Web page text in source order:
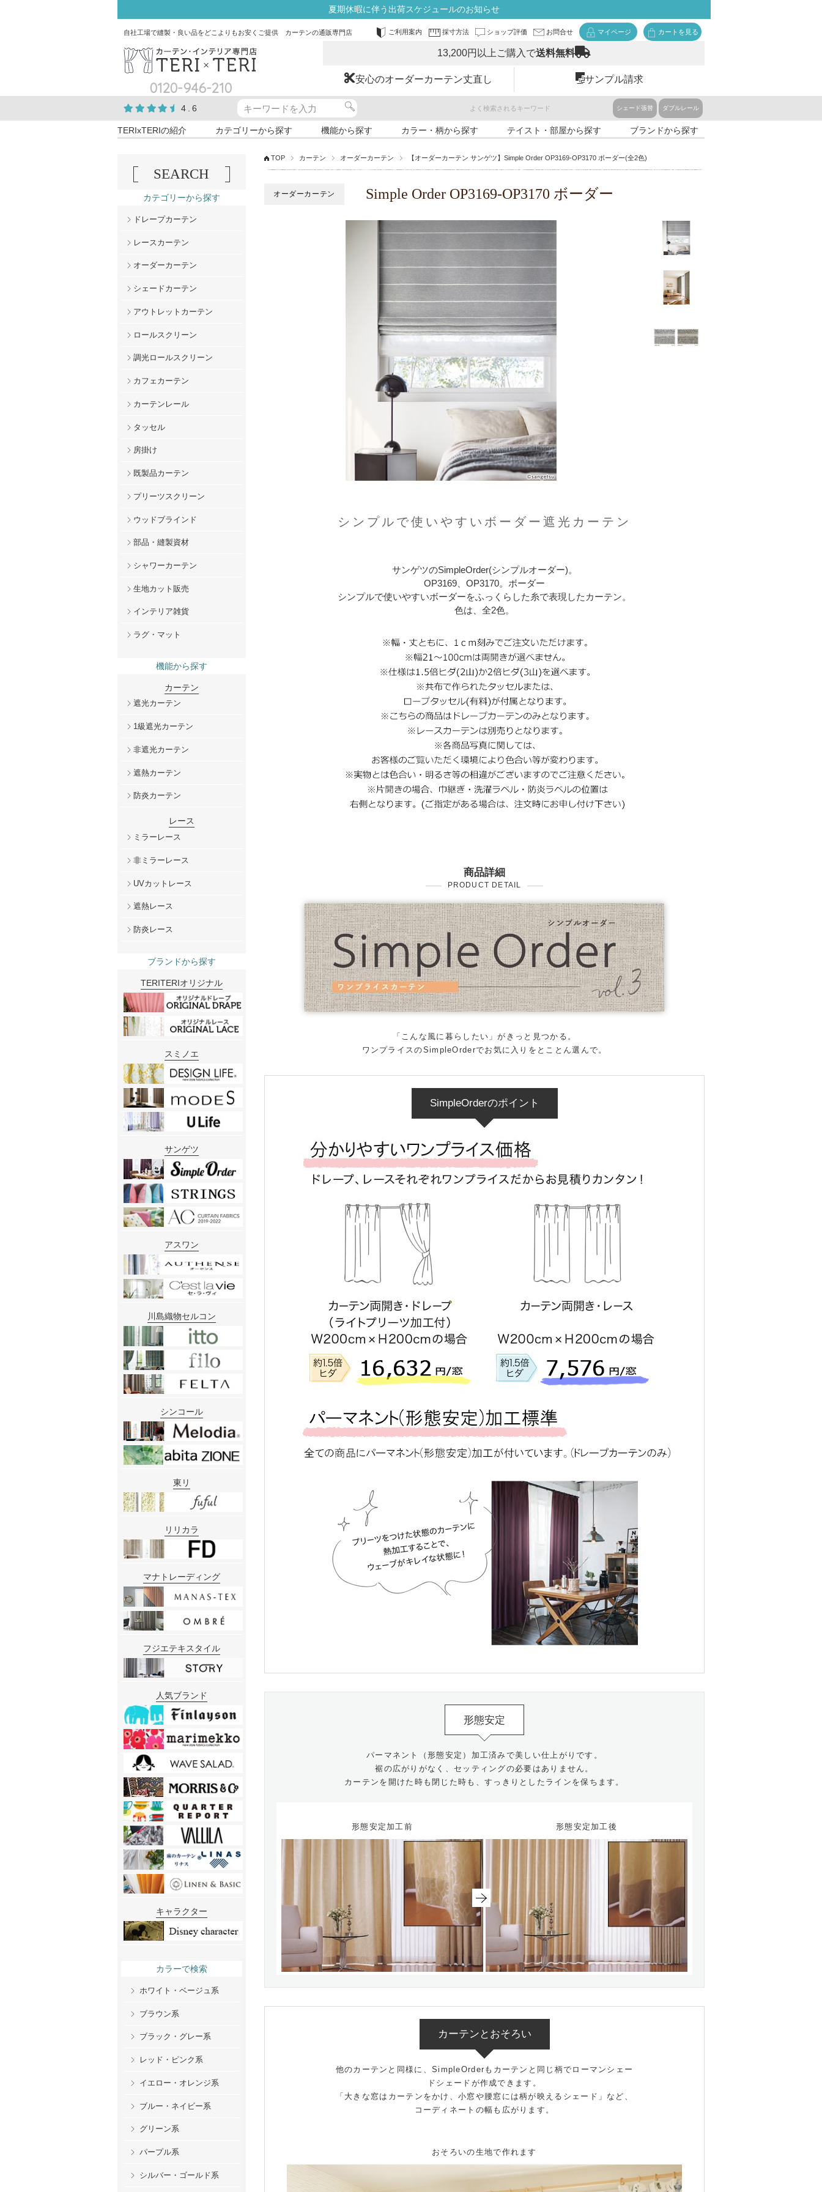
夏期休暇に伴う出荷スケジュールのお知らせ
自社工場で縫製・良い品をどこよりもお安くご提供 カーテンの通販専門店 ご利用案内 採寸方法 ショップ評価 お問合せ マイページ カートを見る
0120-946-210
13,200円以上ご購入で送料無料
安心のオーダーカーテン丈直し サンプル請求
4.6 よく検索されるキーワード シェード張替 ダブルレール
TERIxTERIの紹介 カテゴリーから探す 機能から探す カラー・柄から探す テイスト・部屋から探す ブランドから探す
TOP カーテン オーダーカーテン 【オーダーカーテン サンゲツ】Simple Order OP3169-OP3170 ボーダー(全2色)
シンプルで使いやすいボーダー遮光カーテン
オーダーカーテン Simple Order OP3169-OP3170 ボーダー
サンゲツのSimpleOrder(シンプルオーダー)。
OP3169、OP3170。ボーダー
シンプルで使いやすいボーダーをふっくらした糸で表現したカーテン。
色は、全2色。
商品詳細
PRODUCT DETAIL
「こんな風に暮らしたい」がきっと見つかる。
ワンプライスのSimpleOrderでお気に入りをとことん選んで。
SimpleOrderのポイント
形態安定
パーマネント（形態安定）加工済みで美しい仕上がりです。
裾の広がりがなく、セッティングの必要はありません。
カーテンを開けた時も閉じた時も、すっきりとしたラインを保ちます。
形態安定加工前 形態安定加工後
カーテンとおそろい
他のカーテンと同様に、SimpleOrderもカーテンと同じ柄でローマンシェー
ドシェードが作成できます。
「大きな窓はカーテンをかけ、小窓や腰窓には柄が映えるシェード」など、
コーディネートの幅も広がります。
おそろいの生地で作れます
SEARCH
カテゴリーから探す
ドレープカーテン
レースカーテン
オーダーカーテン
シェードカーテン
アウトレットカーテン
ロールスクリーン
調光ロールスクリーン
カフェカーテン
カーテンレール
タッセル
房掛け
既製品カーテン
プリーツスクリーン
ウッドブラインド
部品・縫製資材
シャワーカーテン
生地カット販売
インテリア雑貨
ラグ・マット
機能から探す
カーテン
遮光カーテン
1級遮光カーテン
非遮光カーテン
遮熱カーテン
防炎カーテン
レース
ミラーレース
非ミラーレース
UVカットレース
遮熱レース
防炎レース
ブランドから探す
TERITERIオリジナル
スミノエ
サンゲツ
アスワン
川島織物セルコン
シンコール
東リ
リリカラ
マナトレーディング
フジエテキスタイル
人気ブランド
キャラクター
カラーで検索
ホワイト・ベージュ系
ブラウン系
ブラック・グレー系
レッド・ピンク系
イエロー・オレンジ系
ブルー・ネイビー系
グリーン系
パープル系
シルバー・ゴールド系